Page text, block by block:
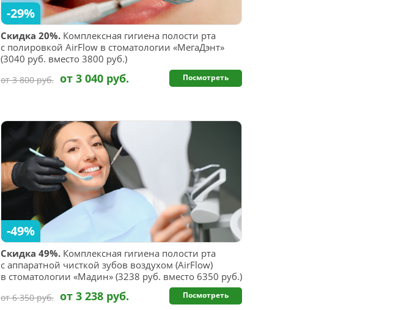
Скидка 20%. Комплексная гигиена полости рта
с полировкой AirFlow в стоматологии «МегаДэнт»
(3040 руб. вместо 3800 руб.)
-29%
от 3 800 руб. от 3 040 руб. Посмотреть
Скидка 49%. Комплексная гигиена полости рта
с аппаратной чисткой зубов воздухом (AirFlow)
в стоматологии «Мадин» (3238 руб. вместо 6350 руб.)
-49%
от 6 350 руб. от 3 238 руб. Посмотреть